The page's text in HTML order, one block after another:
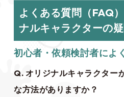
よくある質問（FAQ
ナルキャラクターの
初心者・依頼検討者によ
Q. オリジナルキャラクター
な方法がありますか？